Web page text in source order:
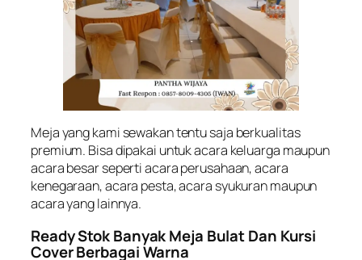
Meja yang kami sewakan tentu saja berkualitas
premium. Bisa dipakai untuk acara keluarga maupun
acara besar seperti acara perusahaan, acara
kenegaraan, acara pesta, acara syukuran maupun
acara yang lainnya.
Ready Stok Banyak Meja Bulat Dan Kursi
Cover Berbagai Warna